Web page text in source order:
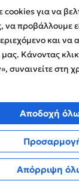
cookies για να
να προβάλλουμε
και να
Κάνοντας
συναινείτε στη
Απόρριψη
Αποδοχή
και
Όροι
CPA